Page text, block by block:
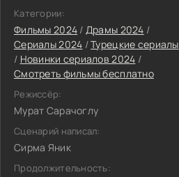
Категории:
Фильмы 2024 / Драмы 2024 /
Сериалы 2024 /Турецкие сериалы
/ Новинки сериалов 2024 /
Смотреть фильмы бесплатно
Режиссёр:
Мурат Сарачоглу
Сценарий написал:
Сирма Яник
Продолжительность: